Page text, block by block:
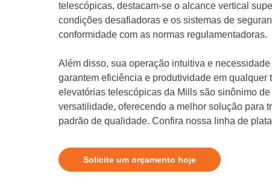
telescópicas, destacam-se o alcance vertical
condições desafiadoras e os sistemas de
conformidade com as normas regulamentadoras.
Além disso, sua operação intuitiva e
garantem eficiência e produtividade em qualquer
elevatórias telescópicas da Mills são sinônimo
versatilidade, oferecendo a melhor solução para
padrão de qualidade. Confira nossa linha de
Solicite um orçamento hoje